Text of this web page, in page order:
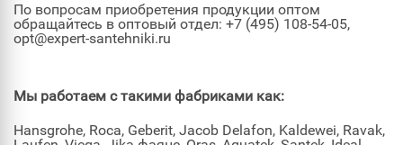
По вопросам приобретения продукции оптом
обращайтесь в оптовый отдел: +7 (495) 108-54-05,
opt@expert-santehniki.ru
Мы работаем с такими фабриками как:
Hansgrohe, Roca, Geberit, Jacob Delafon, Kaldewei, Ravak,